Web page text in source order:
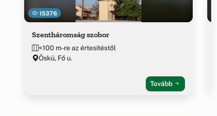
15376
Szentháromság szobor
<100 m-re az értesítéstől
Öskü, Fő u.
Tovább